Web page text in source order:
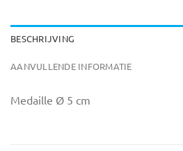
BESCHRIJVING
AANVULLENDE INFORMATIE
Medaille Ø 5 cm